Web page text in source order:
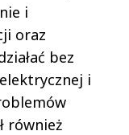
i
oraz
bez
i
również